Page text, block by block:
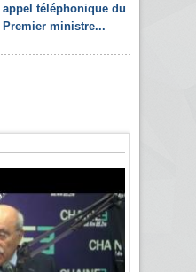
appel téléphonique du
Premier ministre...